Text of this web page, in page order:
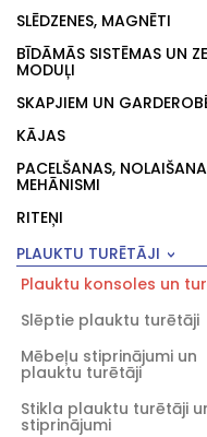
SLĒDZENES, MAGNĒTI
BĪDĀMĀS SISTĒMAS UN
MODUĻI
SKAPJIEM UN
KĀJAS
PACELŠANAS,
MEHĀNISMI
RITEŅI
PLAUKTU TURĒTĀJI
Plauktu konsoles un
Slēptie plauktu turētāji
Mēbeļu stiprinājumi un
plauktu turētāji
Stikla plauktu turētāji
stiprinājumi